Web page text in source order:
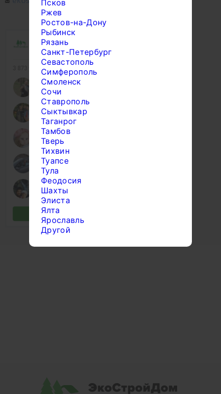
Псков
Ржев
Ростов-на-Дону
Рыбинск
Рязань
Санкт-Петербург
Севастополь
Симферополь
Смоленск
Сочи
Ставрополь
Сыктывкар
Таганрог
Тамбов
Тверь
Тихвин
Туапсе
Тула
Феодосия
Шахты
Элиста
Ялта
Ярославль
Другой